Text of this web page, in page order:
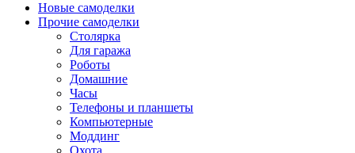
Новые самоделки
Прочие самоделки
Столярка
Для гаража
Роботы
Домашние
Часы
Телефоны и планшеты
Компьютерные
Моддинг
Охота